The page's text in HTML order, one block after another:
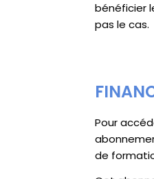
bénéficier
pas le cas.
Pour
de